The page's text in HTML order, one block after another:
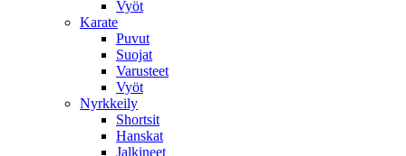
Vyöt
Karate
Puvut
Suojat
Varusteet
Vyöt
Nyrkkeily
Shortsit
Hanskat
Jalkineet